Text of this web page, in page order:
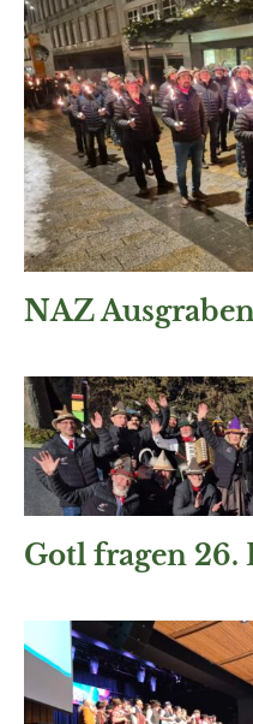
NAZ
Gotl fragen 26.